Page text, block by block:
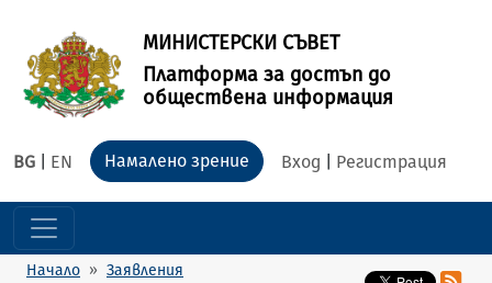
МИНИСТЕРСКИ СЪВЕТ
Платформа за достъп до
обществена информация
BG EN Вход Регистрация
Намалено зрение
Начало
Заявления